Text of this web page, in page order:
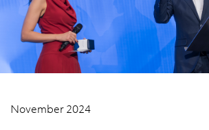
November 2024